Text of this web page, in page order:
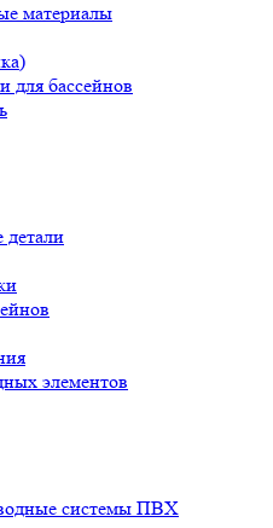
материалы
для бассейнов
детали
элементов
системы ПВХ